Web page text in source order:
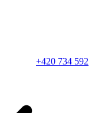
+420 734 592